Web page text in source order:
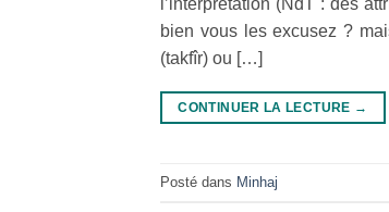
l’interprétation (NdT : des
bien vous les excusez ?
(takfîr) ou […]
CONTINUER LA LECTURE →
Posté dans Minhaj